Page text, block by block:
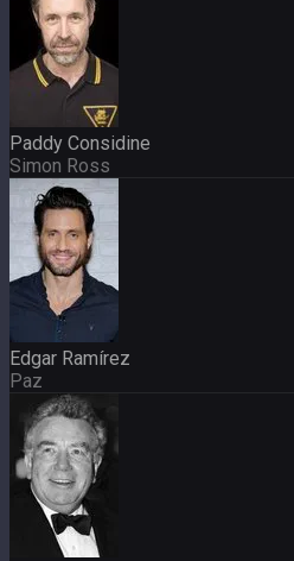
Paddy Considine
Simon Ross
Edgar Ramírez
Paz